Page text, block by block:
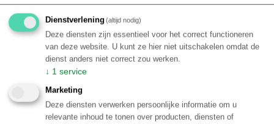
Sambódromo
Trek door mangroves en groene natuurgebieden net
buiten Rio de Janeiro
Details
Dienstverlening(altijd nodig)
Deze diensten zijn essentieel voor het correct functioneren
van deze website. U kunt ze hier niet uitschakelen omdat de
dienst anders niet correct zou werken.
↓ 1 service
Marketing
Deze diensten verwerken persoonlijke informatie om u
relevante inhoud te tonen over producten, diensten of